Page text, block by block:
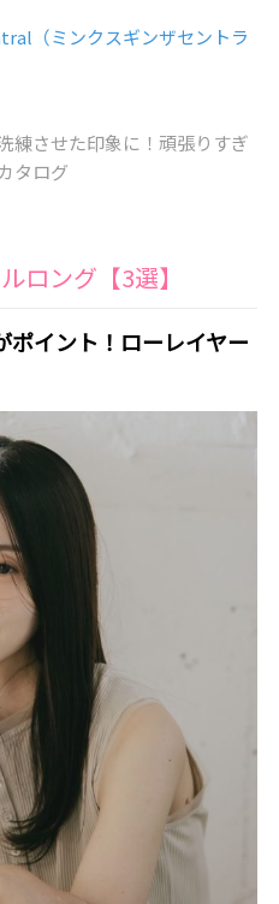
（ミンクスギンザセントラ
練させた印象に！頑張りすぎ
タログ
ロング【3選】
ポイント！ローレイヤー